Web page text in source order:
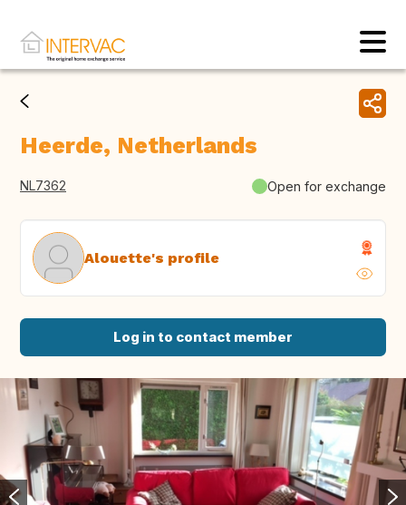
Heerde, Netherlands
NL7362 Open for exchange
Alouette's profile
Log in to contact member